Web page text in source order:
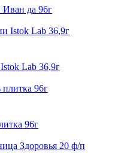
да 96г
Lab 36,9г
96г